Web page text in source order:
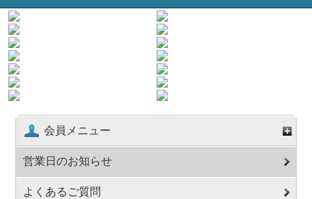
会員メニュー
営業日のお知らせ
よくあるご質問